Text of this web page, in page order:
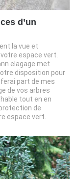
d’un
la vue et
espace vert.
elagage met
disposition pour
part de mes
de vos arbres
tout en en
de
espace vert.